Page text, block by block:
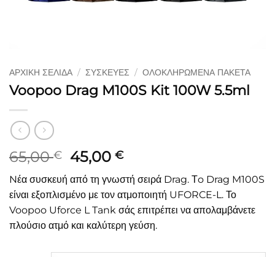
ΑΡΧΙΚΉ ΣΕΛΊΔΑ / ΣΥΣΚΕΥΈΣ / ΟΛΟΚΛΗΡΩΜΈΝΑ ΠΑΚΈΤΑ
Voopoo Drag M100S Kit 100W 5.5ml
65,00€
Original
price
was:
65,00 €.
45,00€Η
τρέχουσα
τιμή
είναι:
45,00 €.
Nέα συσκευή από τη γνωστή σειρά Drag. Τo Drag M100S
είναι εξοπλισμένο με τον ατμοποιητή UFORCE-L. Το
Voopoo Uforce L Tank σάς επιτρέπει να απολαμβάνετε
πλούσιο ατμό και καλύτερη γεύση.